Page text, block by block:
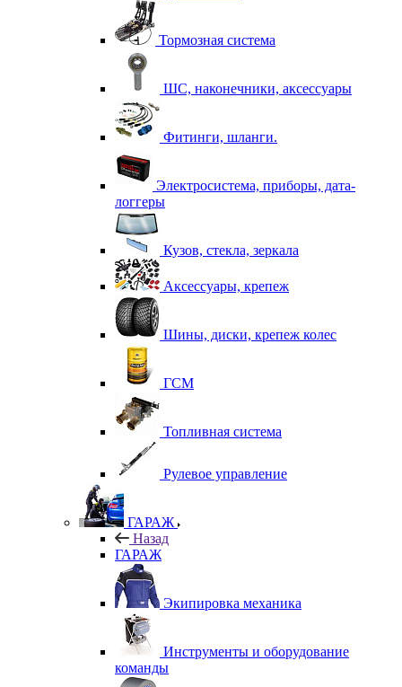
Тормозная система
ШС, наконечники, аксессуары
Фитинги, шланги.
Электросистема, приборы, дата-
логгеры
Кузов, стекла, зеркала
Аксессуары, крепеж
Шины, диски, крепеж колес
ГСМ
Топливная система
Рулевое управление
ГАРАЖ
Назад
ГАРАЖ
Экипировка механика
Инструменты и оборудование
команды